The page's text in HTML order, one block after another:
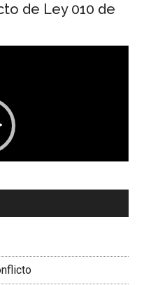
de Ley 010 de
01:04
Corporación